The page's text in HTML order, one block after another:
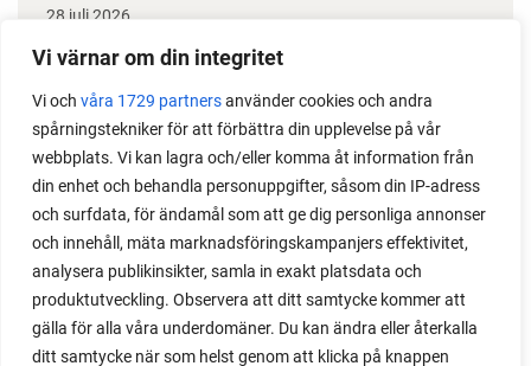
Vi värnar om din integritet
Vi och våra 1729 partnersanvänder cookies och andra
spårningstekniker för att förbättra din upplevelse på vår
webbplats. Vi kan lagra och/eller komma åt information från
din enhet och behandla personuppgifter, såsom din IP-adress
och surfdata, för ändamål som att ge dig personliga annonser
och innehåll, mäta marknadsföringskampanjers effektivitet,
analysera publikinsikter, samla in exakt platsdata och
produktutveckling. Observera att ditt samtycke kommer att
gälla för alla våra underdomäner. Du kan ändra eller återkalla
ditt samtycke när som helst genom att klicka på knappen
28 juli 2026
Odla lök från frö - Stor skörd
Det är lätt att lyckas med lök från frö. Följ min sådd
under säsongen och få tips om hur du sår, skolar
om, planterar och skördar egen lök.